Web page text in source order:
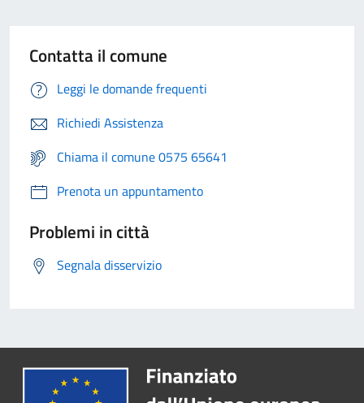
Contatta il comune
Leggi le domande frequenti
Richiedi Assistenza
Chiama il comune 0575 65641
Prenota un appuntamento
Problemi in città
Segnala disservizio